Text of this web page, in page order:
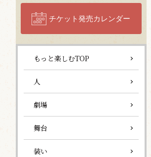
チケット発売カレンダー
もっと楽しむTOP
人
劇場
舞台
装い